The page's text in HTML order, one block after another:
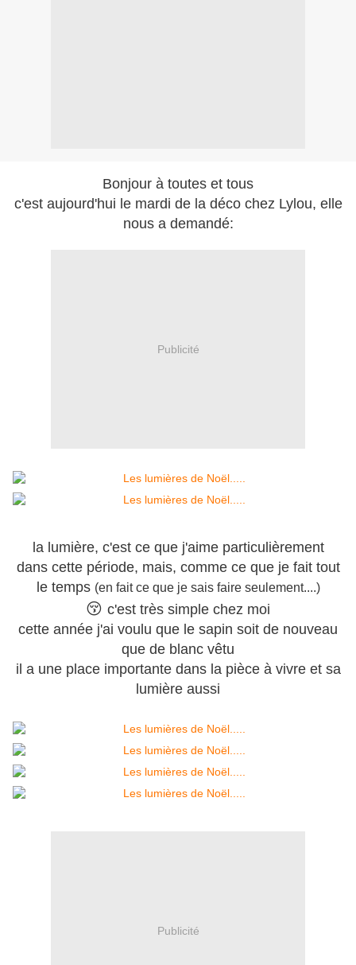
Bonjour à toutes et tous
c'est aujourd'hui le mardi de la déco chez Lylou, elle
nous a demandé:
Publicité
la lumière, c'est ce que j'aime particulièrement
dans cette période, mais, comme ce que je fait tout
le temps (en fait ce que je sais faire seulement....)
😚 c'est très simple chez moi
cette année j'ai voulu que le sapin soit de nouveau
que de blanc vêtu
il a une place importante dans la pièce à vivre et sa
lumière aussi
Publicité